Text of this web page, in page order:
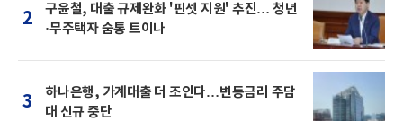
2
구윤철, 대출 규제완화 '핀셋 지원' 추진… 청년
·무주택자 숨통 트이나
3
하나은행, 가계대출 더 조인다…변동금리 주담
대 신규 중단